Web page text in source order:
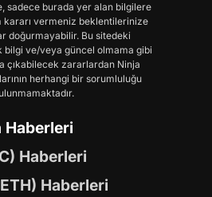
sadece burada yer alan bilgilere
kararı vermeniz beklentilerinize
doğurmayabilir. Bu sitedeki
bilgi ve/veya güncel olmama gibi
çıkabilecek zararlardan Ninja
herhangi bir sorumluluğu
Haberleri
Haberleri
Haberleri